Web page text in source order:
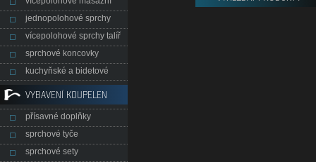
jednopolohové sprchy
vícepolohové sprchy talíř
sprchové koncovky
kuchyňské a bidetové
VYBAVENÍ KOUPELEN
přísavné doplňky
sprchové tyče
sprchové sety